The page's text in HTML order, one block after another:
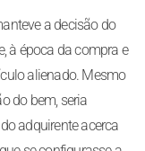
a decisão do
à época da compra e
alienado. Mesmo
do bem, seria
adquirente acerca